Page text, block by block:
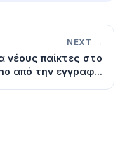
NEXT →
νέους παίκτες στο
από την εγγραφ...